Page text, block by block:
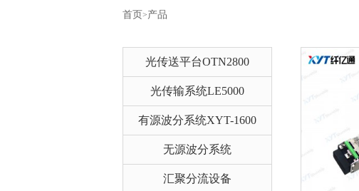
首页 >产品
光传送平台OTN2800
光传输系统LE5000
有源波分系统XYT-1600
无源波分系统
汇聚分流设备